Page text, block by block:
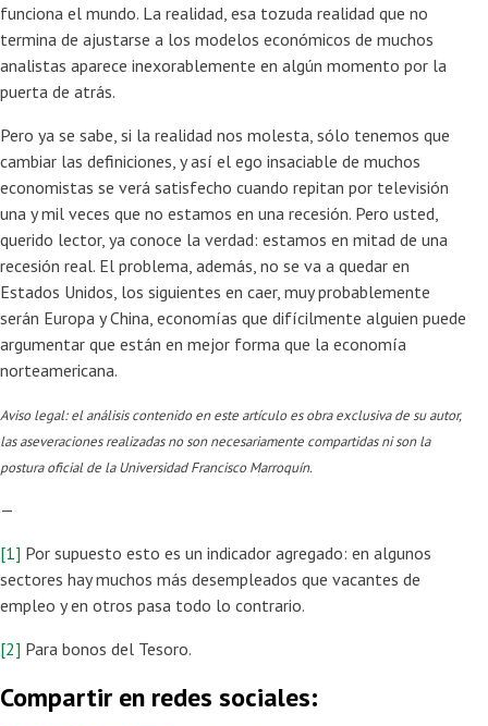
funciona el mundo. La realidad, esa tozuda realidad que no
termina de ajustarse a los modelos económicos de muchos
analistas aparece inexorablemente en algún momento por la
puerta de atrás.
Pero ya se sabe, si la realidad nos molesta, sólo tenemos que
cambiar las definiciones, y así el ego insaciable de muchos
economistas se verá satisfecho cuando repitan por televisión
una y mil veces que no estamos en una recesión. Pero usted,
querido lector, ya conoce la verdad: estamos en mitad de una
recesión real. El problema, además, no se va a quedar en
Estados Unidos, los siguientes en caer, muy probablemente
serán Europa y China, economías que difícilmente alguien puede
argumentar que están en mejor forma que la economía
norteamericana.
Aviso legal: el análisis contenido en este artículo es obra exclusiva de su autor,
las aseveraciones realizadas no son necesariamente compartidas ni son la
postura oficial de la Universidad Francisco Marroquín.
—
[1] Por supuesto esto es un indicador agregado: en algunos
sectores hay muchos más desempleados que vacantes de
empleo y en otros pasa todo lo contrario.
[2] Para bonos del Tesoro.
Compartir en redes sociales: